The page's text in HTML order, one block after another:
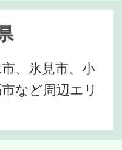
、氷見市、小
など周辺エリ